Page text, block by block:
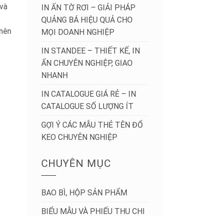
IN ẤN TỜ RƠI – GIẢI PHÁP
QUẢNG BÁ HIỆU QUẢ CHO
MỌI DOANH NGHIỆP
IN STANDEE – THIẾT KẾ, IN
ẤN CHUYÊN NGHIỆP, GIAO
NHANH
IN CATALOGUE GIÁ RẺ – IN
CATALOGUE SỐ LƯỢNG ÍT
GỢI Ý CÁC MẪU THẺ TÊN ĐỔ
KEO CHUYÊN NGHIỆP
CHUYÊN MỤC
BAO BÌ, HỘP SẢN PHẨM
BIỂU MẪU VÀ PHIẾU THU CHI